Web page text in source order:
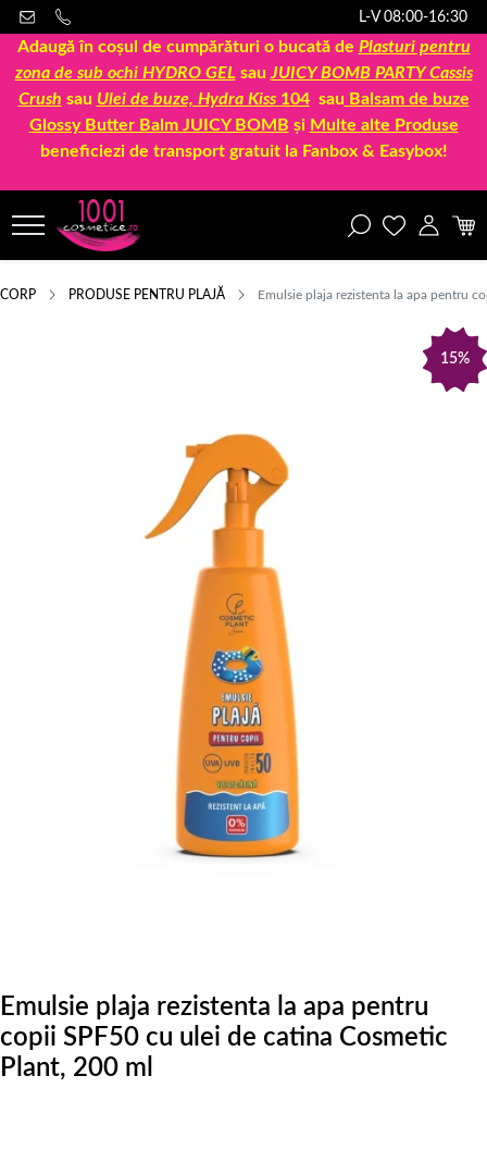
L-V 08:00-16:30
Adaugă în coșul de cumpărături o bucată de Plasturi pentru
zona de sub ochi HYDRO GEL sau JUICY BOMB PARTY Cassis
Crush sau Ulei de buze, Hydra Kiss 104sau Balsam de buze
Glossy Butter Balm JUICY BOMB și Multe alte Produse
beneficiezi de transport gratuit la Fanbox & Easybox!
CORP PRODUSE PENTRU PLAJĂ Emulsie plaja rezistenta la apa pentru
15%
Emulsie plaja rezistenta la apa pentru
copii SPF50 cu ulei de catina Cosmetic
Plant, 200 ml